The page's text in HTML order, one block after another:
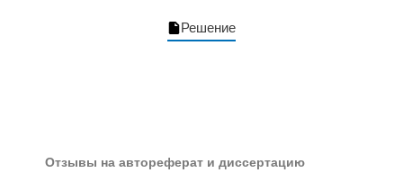
Решение
Отзывы на автореферат и диссертацию